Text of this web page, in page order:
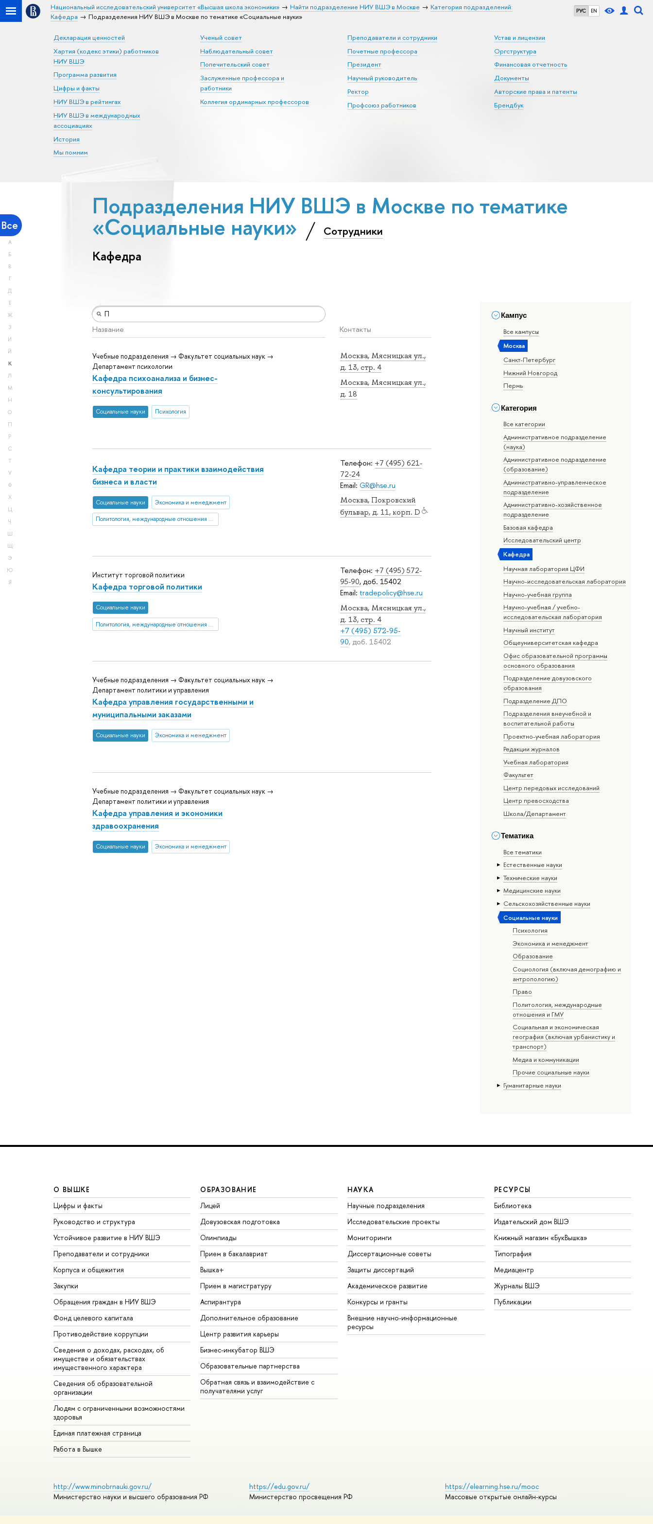
РУС EN
Национальный исследовательский университет «Высшая школа экономики» Найти подразделение НИУ ВШЭ в Москве
Категория подразделений:
Кафедра
Подразделения НИУ ВШЭ в Москве по тематике «Социальные науки»
Декларация ценностей
Хартия (кодекс этики) работников
НИУ ВШЭ
Программа развития
Цифры и факты
НИУ ВШЭ в рейтингах
НИУ ВШЭ в международных
ассоциациях
История
Мы помним
Ученый совет
Наблюдательный совет
Попечительский совет
Заслуженные профессора и
работники
Коллегия ординарных профессоров
Преподаватели и сотрудники
Почетные профессора
Президент
Научный руководитель
Ректор
Профсоюз работников
Устав и лицензии
Оргструктура
Финансовая отчетность
Документы
Авторские права и патенты
Брендбук
Все
А
Б
В
Г
Д
Е
Ж
З
И
Й
К
Л
М
Н
О
П
Р
С
Т
У
Ф
Х
Ц
Ч
Ш
Щ
Э
Ю
Я
Подразделения НИУ ВШЭ в Москве по тематике
«Социальные науки» Сотрудники
Кафедра
Кампус
Все кампусы
Москва
Санкт-Петербург
Нижний Новгород
Пермь
Категория
Все категории
Административное подразделение
(наука)
Административное подразделение
(образование)
Административно-управленческое
подразделение
Административно-хозяйственное
подразделение
Базовая кафедра
Исследовательский центр
Кафедра
Научная лаборатория ЦФИ
Научно-исследовательская лаборатория
Научно-учебная группа
Научно-учебная / учебно-
исследовательская лаборатория
Научный институт
Общеуниверситетская кафедра
Офис образовательной программы
основного образования
Подразделение довузовского
образования
Подразделение ДПО
Подразделения внеучебной и
воспитательной работы
Проектно-учебная лаборатория
Редакции журналов
Учебная лаборатория
Факультет
Центр передовых исследований
Центр превосходства
Школа/Департамент
Тематика
Все тематики
Естественные науки
Тех­ничес­кие науки
Медицинские науки
Сельскохозяйственные науки
Социальные науки
Психология
Экономика и менеджмент
Образование
Социология (включая демографию и
антропологию)
Право
Политология, международные
отношения и ГМУ
Социальная и экономическая
география (включая урбанистику и
транспорт)
Медиа и коммуникации
Прочие социальные науки
Гуманитарные науки
Название Контакты
Москва, Мясницкая ул.,
д. 13, стр. 4
Москва, Мясницкая ул.,
д. 18
Учебные подразделения → Факультет социальных наук →
Департамент психологии
Кафедра психоанализа и бизнес-
консультирования
Социальные науки Психология
Телефон: +7 (495) 621-
72-24
Email: GR@hse.ru
Москва, Покровский
бульвар, д. 11, корп. D
Кафедра теории и практики взаимодействия
бизнеса и власти
Социальные науки Экономика и менеджмент
Политология, международные отношения и ГМУ
Телефон: +7 (495) 572-
95-90, доб. 15402
Email: tradepolicy@hse.ru
Москва, Мясницкая ул.,
д. 13, стр. 4
+7 (495) 572-95-
90, доб. 15402
Институт торговой политики
Кафедра торговой политики
Социальные науки
Политология, международные отношения и ГМУ
Учебные подразделения → Факультет социальных наук →
Департамент политики и управления
Кафедра управления государственными и
муниципальными заказами
Социальные науки Экономика и менеджмент
Учебные подразделения → Факультет социальных наук →
Департамент политики и управления
Кафедра управления и экономики
здравоохранения
Социальные науки Экономика и менеджмент
О ВЫШКЕ
Цифры и факты
Руководство и структура
Устойчивое развитие в НИУ ВШЭ
Преподаватели и сотрудники
Корпуса и общежития
Закупки
Обращения граждан в НИУ ВШЭ
Фонд целевого капитала
Противодействие коррупции
Сведения о доходах, расходах, об
имуществе и обязательствах
имущественного характера
Сведения об образовательной
организации
Людям с ограниченными возможностями
здоровья
Единая платежная страница
Работа в Вышке
ОБРАЗОВАНИЕ
Лицей
Довузовская подготовка
Олимпиады
Прием в бакалавриат
Вышка+
Прием в магистратуру
Аспирантура
Дополнительное образование
Центр развития карьеры
Бизнес-инкубатор ВШЭ
Образовательные партнерства
Обратная связь и взаимодействие с
получателями услуг
НАУКА
Научные подразделения
Исследовательские проекты
Мониторинги
Диссертационные советы
Защиты диссертаций
Академическое развитие
Конкурсы и гранты
Внешние научно-информационные
ресурсы
РЕСУРСЫ
Библиотека
Издательский дом ВШЭ
Книжный магазин «БукВышка»
Типография
Медиацентр
Журналы ВШЭ
Публикации
http://www.minobrnauki.gov.ru/
Министерство науки и высшего образования РФ
https://edu.gov.ru/
Министерство просвещения РФ
https://elearning.hse.ru/mooc
Массовые открытые онлайн-курсы